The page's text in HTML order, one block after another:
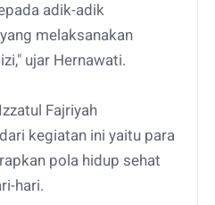
adik-adik
melaksanakan
ujar Hernawati.
Fajriyah
kegiatan ini yaitu para
pola hidup sehat
hari.